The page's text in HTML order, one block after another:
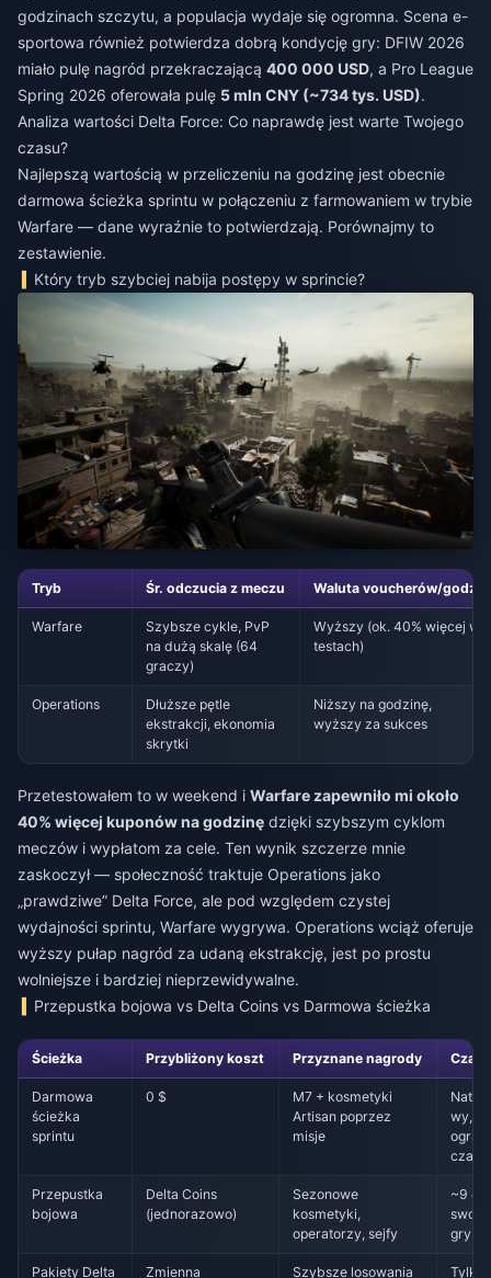
godzinach szczytu, a populacja wydaje się ogromna. Scena e-
sportowa również potwierdza dobrą kondycję gry: DFIW 2026
miało pulę nagród przekraczającą 400 000 USD, a Pro League
Spring 2026 oferowała pulę 5 mln CNY (~734 tys. USD).
Analiza wartości Delta Force: Co naprawdę jest warte Twojego
czasu?
Najlepszą wartością w przeliczeniu na godzinę jest obecnie
darmowa ścieżka sprintu w połączeniu z farmowaniem w trybie
Warfare — dane wyraźnie to potwierdzają. Porównajmy to
zestawienie.
Który tryb szybciej nabija postępy w sprincie?
Tryb Śr. odczucia z meczu Waluta voucherów/godz.
Warfare
Szybsze cykle, PvP
na dużą skalę (64
graczy)
Wyższy (ok. 40% więcej w
testach)
Operations
Dłuższe pętle
ekstrakcji, ekonomia
skrytki
Niższy na godzinę,
wyższy za sukces
Przetestowałem to w weekend i Warfare zapewniło mi około
40% więcej kuponów na godzinę dzięki szybszym cyklom
meczów i wypłatom za cele. Ten wynik szczerze mnie
zaskoczył — społeczność traktuje Operations jako
„prawdziwe” Delta Force, ale pod względem czystej
wydajności sprintu, Warfare wygrywa. Operations wciąż oferuje
wyższy pułap nagród za udaną ekstrakcję, jest po prostu
wolniejsze i bardziej nieprzewidywalne.
Przepustka bojowa vs Delta Coins vs Darmowa ścieżka
Ścieżka Przybliżony koszt Przyznane nagrody Czas
Darmowa
ścieżka
sprintu
0 $
M7 + kosmetyki
Artisan poprzez
misje
wy,
Przepustka
bojowa
Delta Coins
(jednorazowo)
Sezonowe
kosmetyki,
operatorzy, sejfy
~9 dni
gry
Pakiety Delta Zmienna Szybsze losowania Tylko